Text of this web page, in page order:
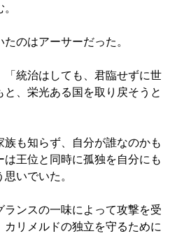
のはアーサーだった。
「統治はしても、君臨せずに世
、栄光ある国を取り戻そうと
族も知らず、自分が誰なのかも
王位と同時に孤独を自分にも
いでいた。
ランスの一味によって攻撃を受
リメルドの独立を守るために